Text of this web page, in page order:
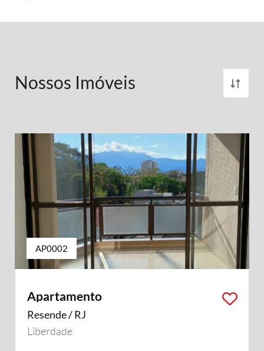
Nossos Imóveis
AP0002
Apartamento
Resende / RJ
Liberdade